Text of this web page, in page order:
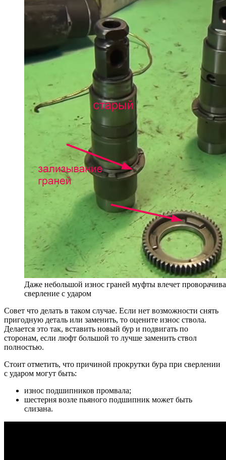
Даже небольшой износ граней муфты влечет
сверление с ударом
Совет что делать в таком случае. Если нет возможности снять
пригодную деталь или заменить, то оцените износ ствола.
Делается это так, вставить новый бур и подвигать по
сторонам, если люфт большой то лучше заменить ствол
полностью.
Стоит отметить, что причиной прокрутки бура при сверлении
с ударом могут быть:
износ подшипников промвала;
шестерня возле пьяного подшипник может быть
слизана.